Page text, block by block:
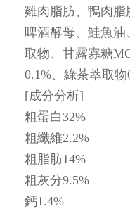
雞肉脂肪、鴨肉脂
啤酒酵母、鮭魚
取物、甘露寡糖
0.1%、綠茶萃取
[成分分析]
粗蛋白32%
粗纖維2.2%
粗脂肪14%
粗灰分9.5%
鈣1.4%